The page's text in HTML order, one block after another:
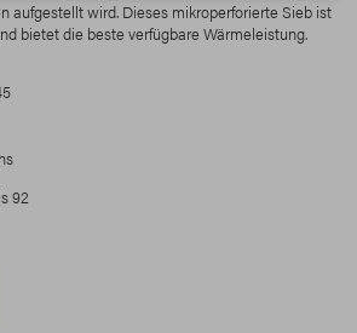
aufgestellt wird. Dieses mikroperforierte Sieb ist
bietet die beste verfügbare Wärmeleistung.
92